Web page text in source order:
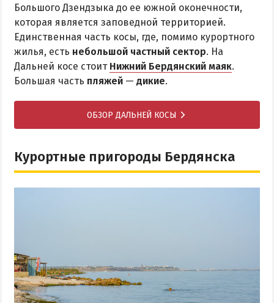
Большого Дзендзыка до ее южной оконечности,
которая является заповедной территорией.
Единственная часть косы, где, помимо курортного
жилья, есть небольшой частный сектор. На
Дальней косе стоит Нижний Бердянский маяк.
Большая часть пляжей — дикие.
ОБЗОР ДАЛЬНЕЙ КОСЫ
Курортные пригороды Бердянска